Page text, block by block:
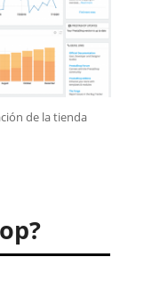
de la tienda